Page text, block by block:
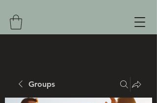
Groups